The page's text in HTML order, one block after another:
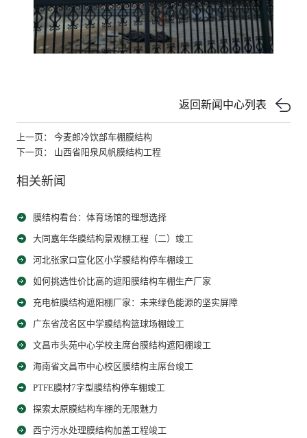
返回新闻中心列表
上一页： 今麦郎冷饮部车棚膜结构
下一页： 山西省阳泉风帆膜结构工程
相关新闻
膜结构看台：体育场馆的理想选择
大同嘉年华膜结构景观棚工程（二）竣工
河北张家口宣化区小学膜结构停车棚竣工
如何挑选性价比高的遮阳膜结构车棚生产厂家
充电桩膜结构遮阳棚厂家：未来绿色能源的坚实屏障
广东省茂名区中学膜结构篮球场棚竣工
文昌市头苑中心学校主席台膜结构遮阳棚竣工
海南省文昌市中心校区膜结构主席台竣工
PTFE膜材7字型膜结构停车棚竣工
探索太原膜结构车棚的无限魅力
西宁污水处理膜结构加盖工程竣工